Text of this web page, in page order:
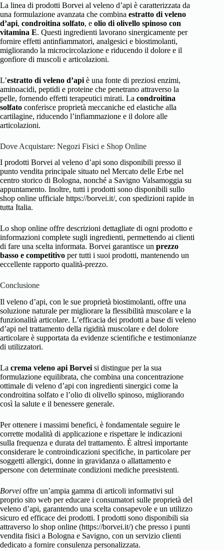
La linea di prodotti Borvei al veleno d’api è caratterizzata da
una formulazione avanzata che combina estratto di veleno
d’api, condroitina solfato, e olio di olivello spinoso con
vitamina E. Questi ingredienti lavorano sinergicamente per
fornire effetti antinfiammatori, analgesici e biostimolanti,
migliorando la microcircolazione e riducendo il dolore e il
gonfiore di muscoli e articolazioni.
L’estratto di veleno d’api è una fonte di preziosi enzimi,
aminoacidi, peptidi e proteine che penetrano attraverso la
pelle, fornendo effetti terapeutici mirati. La condroitina
solfato conferisce proprietà meccaniche ed elastiche alla
cartilagine, riducendo l’infiammazione e il dolore alle
articolazioni.
Dove Acquistare: Negozi Fisici e Shop Online
I prodotti Borvei al veleno d’api sono disponibili presso il
punto vendita principale situato nel Mercato delle Erbe nel
centro storico di Bologna, nonché a Savigno Valsamoggia su
appuntamento. Inoltre, tutti i prodotti sono disponibili sullo
shop online ufficiale https://borvei.it/, con spedizioni rapide in
tutta Italia.
Lo shop online offre descrizioni dettagliate di ogni prodotto e
informazioni complete sugli ingredienti, permettendo ai clienti
di fare una scelta informata. Borvei garantisce un prezzo
basso e competitivo per tutti i suoi prodotti, mantenendo un
eccellente rapporto qualità-prezzo.
Conclusione
Il veleno d’api, con le sue proprietà biostimolanti, offre una
soluzione naturale per migliorare la flessibilità muscolare e la
funzionalità articolare. L’efficacia dei prodotti a base di veleno
d’api nel trattamento della rigidità muscolare e del dolore
articolare è supportata da evidenze scientifiche e testimonianze
di utilizzatori.
La crema veleno api Borvei si distingue per la sua
formulazione equilibrata, che combina una concentrazione
ottimale di veleno d’api con ingredienti sinergici come la
condroitina solfato e l’olio di olivello spinoso, migliorando
così la salute e il benessere generale.
Per ottenere i massimi benefici, è fondamentale seguire le
corrette modalità di applicazione e rispettare le indicazioni
sulla frequenza e durata del trattamento. È altresì importante
considerare le controindicazioni specifiche, in particolare per
soggetti allergici, donne in gravidanza o allattamento e
persone con determinate condizioni mediche preesistenti.
Borvei offre un’ampia gamma di articoli informativi sul
proprio sito web per educare i consumatori sulle proprietà del
veleno d’api, garantendo una scelta consapevole e un utilizzo
sicuro ed efficace dei prodotti. I prodotti sono disponibili sia
attraverso lo shop online (https://borvei.it/) che presso i punti
vendita fisici a Bologna e Savigno, con un servizio clienti
dedicato a fornire consulenza personalizzata.